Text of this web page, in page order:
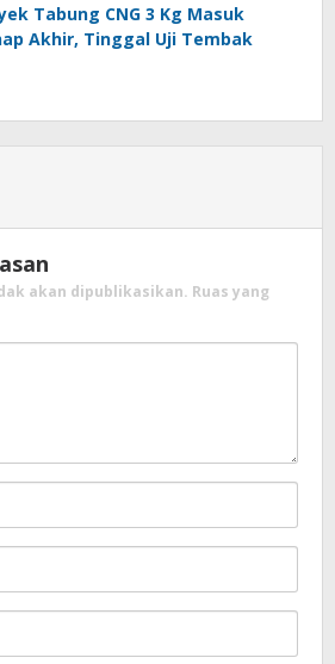
Tabung CNG 3 Kg Masuk
Akhir, Tinggal Uji Tembak
akan dipublikasikan. Ruas yang